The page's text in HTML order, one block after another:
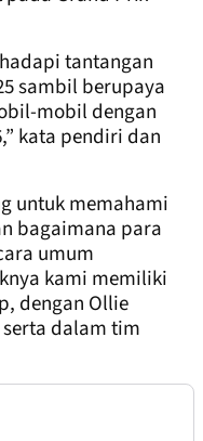
tantangan
sambil berupaya
mobil dengan
kata pendiri dan
untuk memahami
bagaimana para
umum
kami memiliki
dengan Ollie
dalam tim